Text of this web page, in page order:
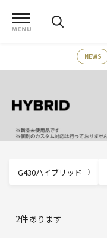
NEWS
G430ハイブリッド
2件あります